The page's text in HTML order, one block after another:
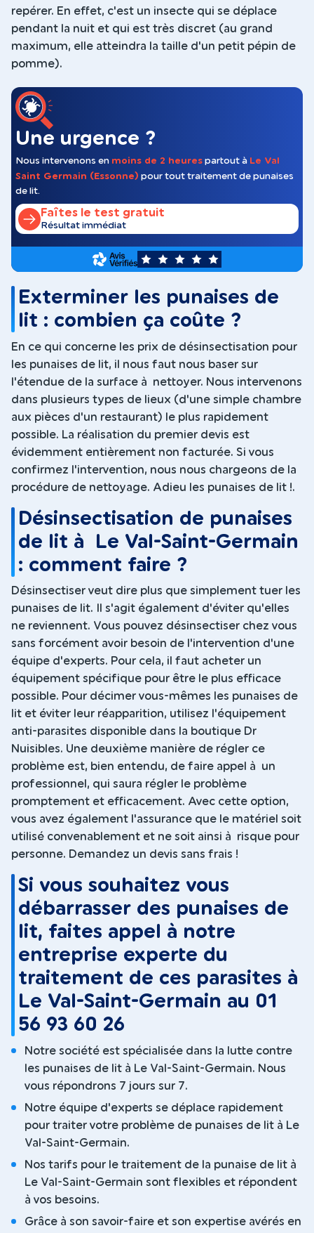
repérer. En effet, c'est un insecte qui se déplace
pendant la nuit et qui est très discret (au grand
maximum, elle atteindra la taille d'un petit pépin de
pomme).
Une urgence ?
Nous intervenons en moins de 2 heures partout à Le Val
Saint Germain (Essonne) pour tout traitement de punaises
de lit.
Faîtes le test gratuit
Résultat immédiat
5
Exterminer les punaises de
lit : combien ça coûte ?
En ce qui concerne les prix de désinsectisation pour
les punaises de lit, il nous faut nous baser sur
l'étendue de la surface à nettoyer. Nous intervenons
dans plusieurs types de lieux (d'une simple chambre
aux pièces d'un restaurant) le plus rapidement
possible. La réalisation du premier devis est
évidemment entièrement non facturée. Si vous
confirmez l'intervention, nous nous chargeons de la
procédure de nettoyage. Adieu les punaises de lit !.
Désinsectisation de punaises
de lit à Le Val-Saint-Germain
: comment faire ?
Désinsectiser veut dire plus que simplement tuer les
punaises de lit. Il s'agit également d'éviter qu'elles
ne reviennent. Vous pouvez désinsectiser chez vous
sans forcément avoir besoin de l'intervention d'une
équipe d'experts. Pour cela, il faut acheter un
équipement spécifique pour être le plus efficace
possible. Pour décimer vous-mêmes les punaises de
lit et éviter leur réapparition, utilisez l'équipement
anti-parasites disponible dans la boutique Dr
Nuisibles. Une deuxième manière de régler ce
problème est, bien entendu, de faire appel à un
professionnel, qui saura régler le problème
promptement et efficacement. Avec cette option,
vous avez également l'assurance que le matériel soit
utilisé convenablement et ne soit ainsi à risque pour
personne. Demandez un devis sans frais !
Si vous souhaitez vous
débarrasser des punaises de
lit, faites appel à notre
entreprise experte du
traitement de ces parasites à
Le Val-Saint-Germain au 01
56 93 60 26
Notre société est spécialisée dans la lutte contre
les punaises de lit à Le Val-Saint-Germain. Nous
vous répondrons 7 jours sur 7.
Notre équipe d'experts se déplace rapidement
pour traiter votre problème de punaises de lit à Le
Val-Saint-Germain.
Nos tarifs pour le traitement de la punaise de lit à
Le Val-Saint-Germain sont flexibles et répondent
à vos besoins.
Grâce à son savoir-faire et son expertise avérés en